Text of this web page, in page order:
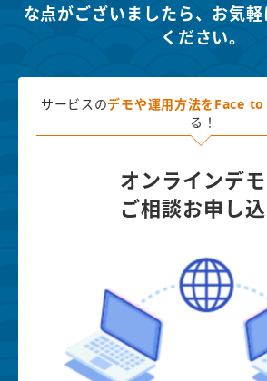
な点がございましたら、 お気
ください。
サービスのデモや運用方法を Face to
る！
オンラインデモ
ご相談お申し